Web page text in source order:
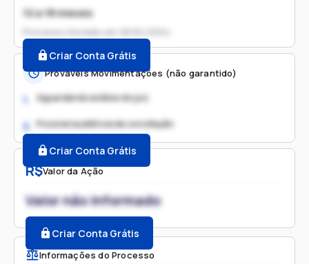
R$Valor da Ação
Valor não informado
Criar Conta Grátis
Informações do Processo
12 a 18 meses
Processo iniciado em
Criar Conta Grátis
Prováveis Movimentações (não garantido)
1. Aguardando análise do juiz
2. Possível audiência de conciliação
Criar Conta Grátis